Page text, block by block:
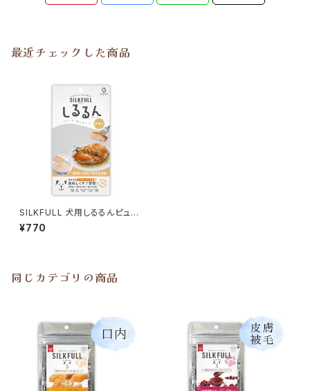
最近チェックした商品
SILKFULL 犬用しるるんピュー
レ【チキン】シルクフル
¥770
同じカテゴリの商品